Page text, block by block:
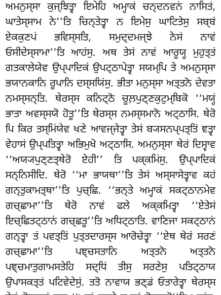
ਅਮਨੁਸ੍ਸਾ ਕੁਜ੍ਝਿਤ੍ਵਾ ਇਮੇਹਿ ਅਮ੍ਹਾਕਂ ਚਨ੍ਦਨਵਨਂ ਨਾਸਿਤਂ,
ਘਾਤੇਸ੍ਸਾਮ ਨੇ’’ਤਿ ਚਿਨ੍ਤੇਤ੍ਵਾ ਨ ਇਮੇਸੁ ਘਾਟਿਤੇਸੁ ਸਬ੍ਬਂ
ਏਕਕੁਣਪਂ ਭਵਿਸ੍ਸਤਿ, ਸਮੁਦ੍ਦਮਜ੍ਝੇ ਨੇਸਂ ਨਾਵਂ
ਓਸੀਦੇਸ੍ਸਾਮਾ’’ਤਿ ਆਹਂਸੁ. ਅਥ ਤੇਸਂ ਨਾਵਂ ਆਰੂਯ੍ਹ ਮੁਹੁਤ੍ਤਂ
ਗਤਕਾਲੇਯੇਵ ਉਪ੍ਪਾਦਿਕਂ ਉਪਟ੍ਠਾਪੇਤ੍ਵਾ ਸਯਮ੍ਪਿ ਤੇ ਅਮਨੁਸ੍ਸਾ
ਭਯਾਨਕਾਨਿ ਰੂਪਾਨਿ ਦਸ੍ਸਯਿਂਸੁ. ਭੀਤਾ ਮਨੁਸ੍ਸਾ ਅਤ੍ਤਨੋ ਦੇਵਤਾ
ਨਮਸ੍ਸਨ੍ਤਿ. ਥੇਰਸ੍ਸ ਕਨਿਟ੍ਠੋ ਚੂਲ਼ਪੁਣ੍ਣਕੁਟੁਮ੍ਬਿਕੋ ‘‘ਮਯ੍ਹਂ
ਭਾਤਾ ਅਵਸ੍ਸਯੋ ਹੋਤੂ’’ਤਿ ਥੇਰਸ੍ਸ ਨਮਸ੍ਸਮਾਨੋ ਅਟ੍ਠਾਸਿ. ਥੇਰੋ
ਪਿ ਕਿਰ ਤਸ੍ਮਿਂਯੇਵ ਖਣੇਆਵਜ੍ਜੇਤ੍ਵਾ ਤੇਸਂ ਬ੍ਯਸਨਪ੍ਪਤ੍ਤਿਂ ਞਤ੍ਵਾ
ਵੇਹਾਸਂ ਉਪ੍ਪਤਿਤ੍ਵਾ ਅਭਿਮੁਖੋ ਅਟ੍ਠਾਸਿ. ਅਮਨੁਸ੍ਸਾ ਥੇਰਂ ਦਿਸ੍ਵਾਵ
‘‘ਅਯ੍ਯਪੁਣ੍ਣਤ੍ਥੇਰੋ ਏਹੀ’’ ਤਿ ਪਕ੍ਕਮਿਂਸੁ. ਉਪ੍ਪਾਦਿਕਂ
ਸਨ੍ਨਿਸੀਦਿ. ਥੇਰੋ ‘‘ਮਾ ਭਾਯਥਾ’’ਤਿ ਤੇਸਂ ਅਸ੍ਸਾਸੇਤ੍ਵਾਵ ਕਹਂ
ਗਨ੍ਤੁਕਾਮਤ੍ਥਾ’’ਤਿ ਪੁਚ੍ਛਿ. ‘‘ਭਨ੍ਤੇ ਅਮ੍ਹਾਕਂ ਸਕਟ੍ਠਾਨਮੇਵ
ਗਚ੍ਛਾਮਾ’’ਤਿ ਥੇਰੋ ਨਾਵਂ ਫਲੇ ਅਕ੍ਕਮਿਤ੍ਵਾ ‘‘ਏਤੇਸਂ
ਇਚ੍ਛਿਤਟ੍ਠਾਨਂ ਗਚ੍ਛਤੂ’’ਤਿ ਅਧਿਟ੍ਠਾਤਿ. ਵਾਣਿਜਾ ਸਕਟ੍ਠਾਨਂ
ਗਨ੍ਤ੍ਵਾ ਤਂ ਪਵਤ੍ਤਿਂ ਪੁਤ੍ਤਦਾਰਸ੍ਸ ਆਰੋਚੇਤ੍ਵਾ ‘‘ਏਥ ਥੇਰਂ ਸਰਣਂ
ਗਚ੍ਛਾਮਾ’’ਤਿ ਪਞ੍ਚਸਤਾਨਿ ਅਤ੍ਤਨੋ ਅਤ੍ਤਨੋ
ਪਞ੍ਚਮਾਤੁਗਾਮਸਤੇਹਿ ਸਦ੍ਧਿਂ ਤੀਸੁ ਸਰਣੇਸੁ ਪਤਿਟ੍ਠਾਯ
ਉਪਾਸਕਤ੍ਤਂ ਪਟਿਵੇਦੇਸੁਂ. ਤਤੋ ਨਾਵਾਯ ਭਣ੍ਡਂ ਓਤਾਰੇਤ੍ਵਾ ਥੇਰਸ੍ਸ